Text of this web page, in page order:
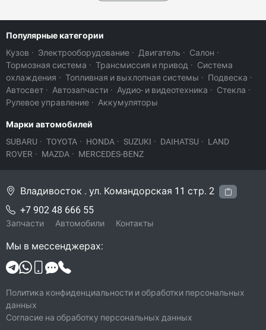
Популярные категории
Кузов · Электрооборудование · Двигатель · Салон ·
Тормозная система · Трансмиссия и привод · Система
охлаждения · Топливная и выхлопная системы · Подвеска ·
Автосвет · Автозапчасти · Аудио- и видеотехника · Стекла ·
Рулевое управление · Аккумуляторы
Марки автомобилей
SUBARU · TOYOTA · HONDA · SUZUKI · DAIHATSU · LAND
ROVER · MAZDA · MERCEDES-BENZ
Владивосток . ул. Командорская 11 стр. 2
+7 902 48 666 55
Запчасти Автомобили Контакты
Мы в мессенджерах:
Политика конфиденциальности и обработки персональных
данных
Согласие на обработку персональных данных